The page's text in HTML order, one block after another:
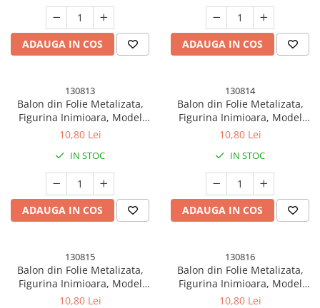
Heliu, Negru
ADAUGA IN COS
Heliu, Bleu
ADAUGA IN COS
130813
Balon din Folie Metalizata,
Figurina Inimioara, Model
Simplu, Tematica Iubire, 40
Inclus, Umflare cu Aer sau
Heliu, Albastru
10,80 Lei
IN STOC
ADAUGA IN COS
130814
Balon din Folie Metalizata,
Figurina Inimioara, Model
Simplu, Tematica Iubire, 40
Inclus, Umflare cu Aer sau
Heliu, Mov Deschis
10,80 Lei
IN STOC
ADAUGA IN COS
130815
Balon din Folie Metalizata,
Figurina Inimioara, Model
Simplu, Tematica Iubire, 40
10,80 Lei
130816
Balon din Folie Metalizata,
Figurina Inimioara, Model
Simplu, Tematica Iubire, 40
10,80 Lei